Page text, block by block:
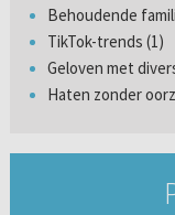
Behoudende
TikTok-trends (1)
Geloven met
Haten zonder